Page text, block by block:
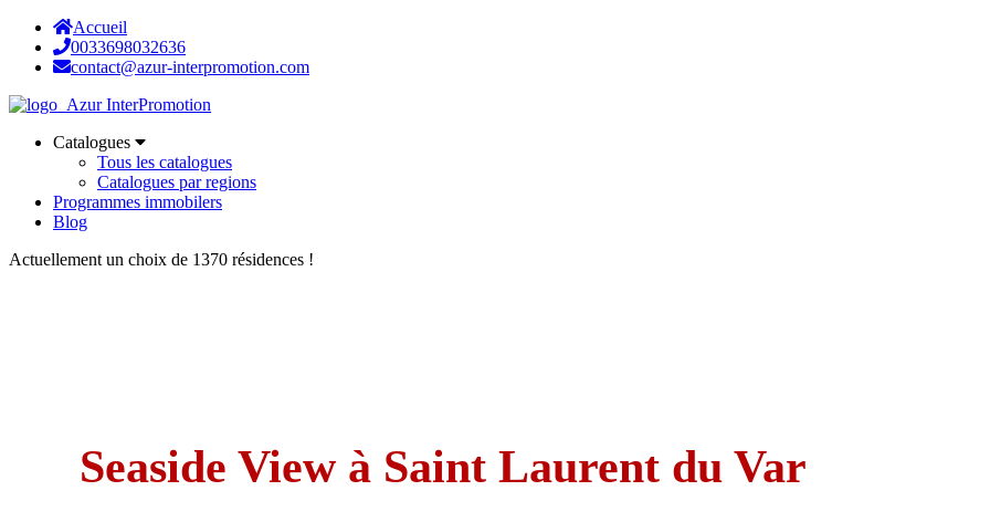
Accueil
0033698032636
contact@azur-interpromotion.com
Catalogues
Tous les catalogues
Catalogues par regions
Programmes immobilers
Blog
Actuellement un choix de 1370 résidences !
Seaside View à Saint Laurent du Var